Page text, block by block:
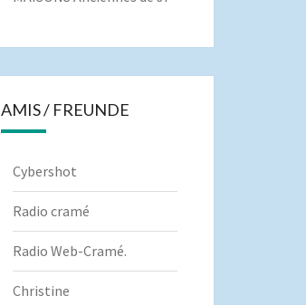
AMIS / FREUNDE
Cybershot
Radio cramé
Radio Web-Cramé.
Christine